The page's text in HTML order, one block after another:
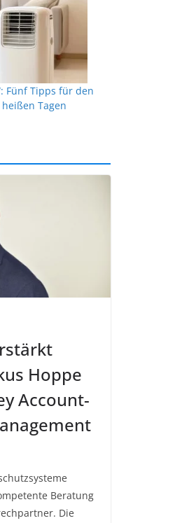
Fünf Tipps für den
Tagen
Hoppe
Account-
Beratung
Die